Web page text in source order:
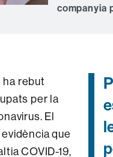
companyia
ha rebut
per la
El
evidència que
COVID-19,